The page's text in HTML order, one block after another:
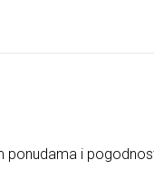
ponudama i